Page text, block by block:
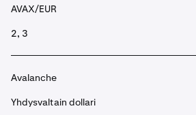
AVAX/EUR
2, 3
Avalanche
Yhdysvaltain dollari